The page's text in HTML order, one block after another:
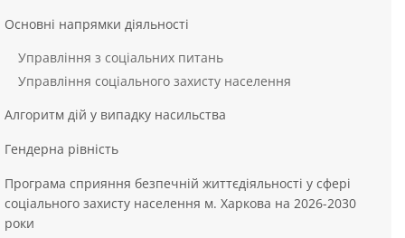
Основні напрямки діяльності
Управління з соціальних питань
Управління соціального захисту населення
Алгоритм дій у випадку насильства
Гендерна рівність
Програма сприяння безпечній життєдіяльності у сфері
соціального захисту населення м. Харкова на 2026-2030
роки